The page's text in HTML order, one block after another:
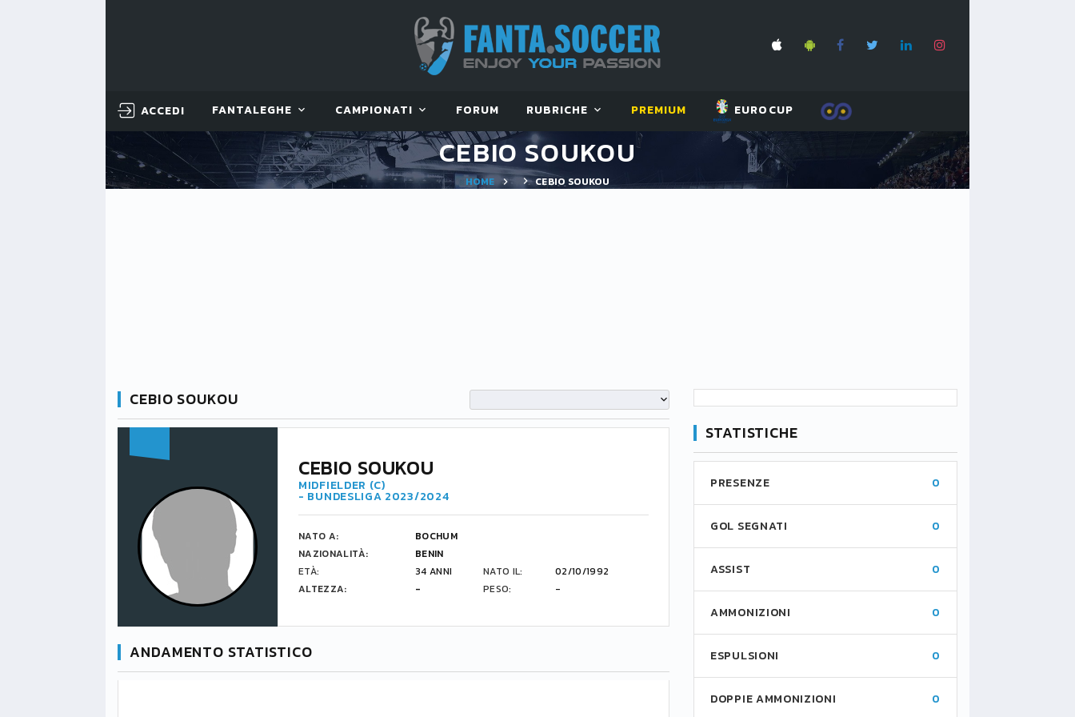
ACCEDI FANTALEGHE CAMPIONATI FORUM RUBRICHE PREMIUM EUROCUP
CEBIO SOUKOU
HOME CEBIO SOUKOU
CEBIO SOUKOU
CEBIO SOUKOU
MIDFIELDER (C)
- BUNDESLIGA 2023/2024
NATO A:
BOCHUM
NAZIONALITÀ:
BENIN
ETÀ:
34 ANNI NATO IL:
02/10/1992
ALTEZZA:
- PESO: -
ANDAMENTO STATISTICO
STATISTICHE
PRESENZE 0
GOL SEGNATI 0
ASSIST 0
AMMONIZIONI 0
ESPULSIONI 0
DOPPIE AMMONIZIONI 0